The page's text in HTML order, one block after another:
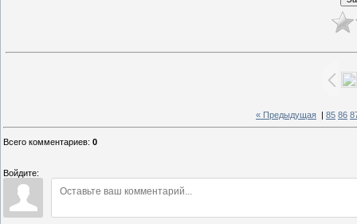
« Предыдущая 85 86
Всего комментариев: 0
Войдите: